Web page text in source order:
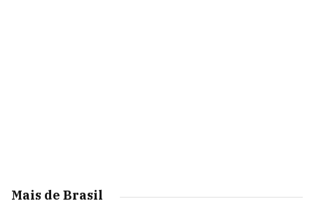
Mais de Brasil